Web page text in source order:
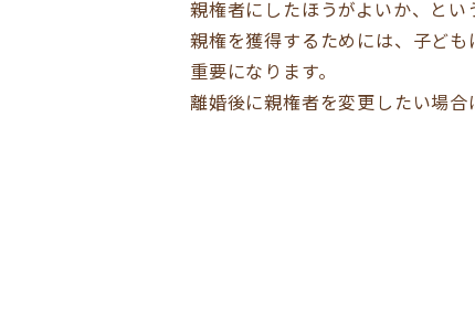
親権者にしたほうがよいか、とい
親権を獲得するためには、子ど
重要になります。
離婚後に親権者を変更したい場合